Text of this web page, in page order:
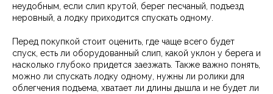
неудобным, если слип крутой, берег песчаный, подъезд
неровный, а лодку приходится спускать одному.
Перед покупкой стоит оценить, где чаще всего будет
спуск, есть ли оборудованный слип, какой уклон у берега и
насколько глубоко придется заезжать. Также важно понять,
можно ли спускать лодку одному, нужны ли ролики для
облегчения подъема, хватает ли длины дышла и не будет ли